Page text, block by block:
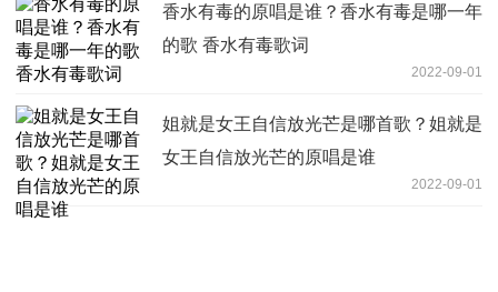
香水有毒的原唱是谁？香水有毒是哪一年
的歌 香水有毒歌词
2022-09-01
姐就是女王自信放光芒是哪首歌？姐就是
女王自信放光芒的原唱是谁
2022-09-01